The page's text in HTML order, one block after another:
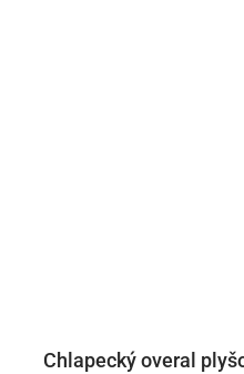
Chlapecký overal